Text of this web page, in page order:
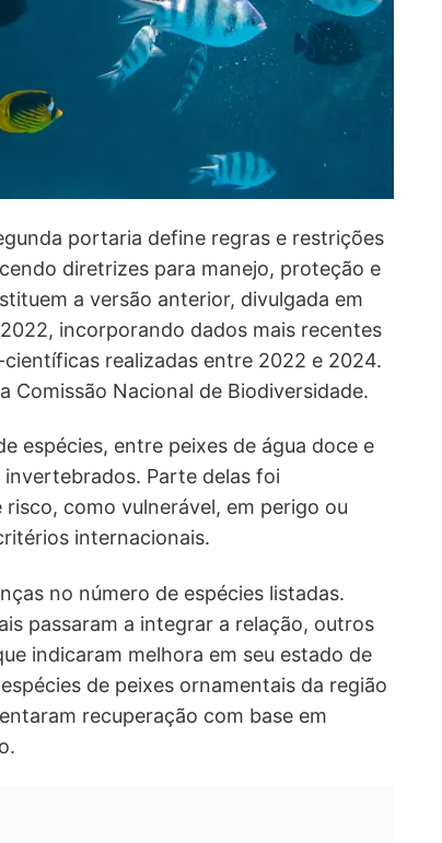
portaria define regras e restrições
diretrizes para manejo, proteção e
a versão anterior, divulgada em
incorporando dados mais recentes
realizadas entre 2022 e 2024.
Comissão Nacional de Biodiversidade.
espécies, entre peixes de água doce e
Parte delas foi
como vulnerável, em perigo ou
internacionais.
no número de espécies listadas.
passaram a integrar a relação, outros
indicaram melhora em seu estado de
de peixes ornamentais da região
recuperação com base em